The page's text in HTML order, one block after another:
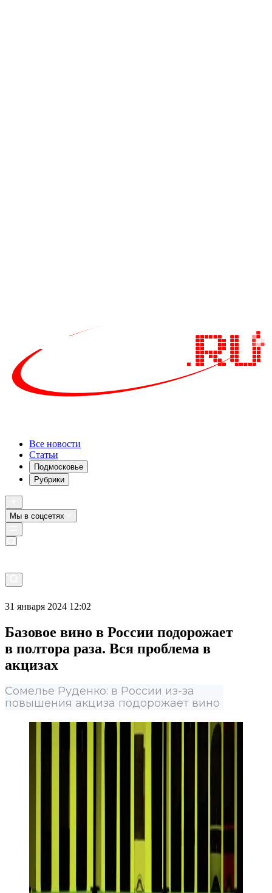
Все новости
Статьи
Подмосковье
Рубрики
Мы в соцсетях
31 января 2024 12:02
Базовое вино в России подорожает
в полтора раза. Вся проблема в
акцизах
Сомелье Руденко: в России из-за
повышения акциза подорожает вино